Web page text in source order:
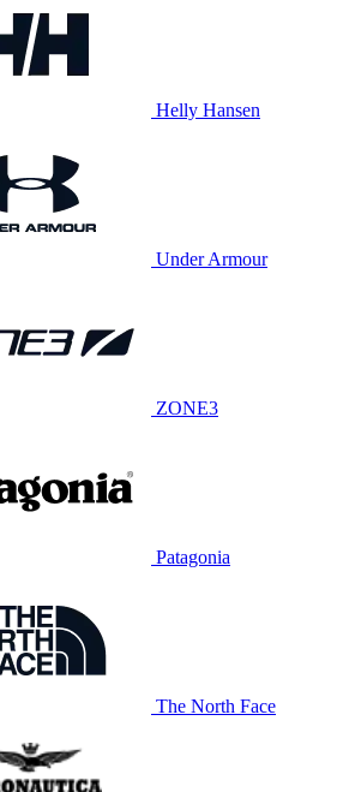
Helly Hansen
Under Armour
ZONE3
Patagonia
The North Face